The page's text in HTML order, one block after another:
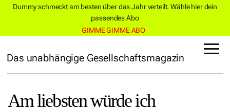
Dummy schmeckt am besten über das Jahr verteilt. Wähle hier dein
passendes Abo
GIMME GIMME ABO
Das unabhängige Gesellschaftsmagazin
Am liebsten würde ich